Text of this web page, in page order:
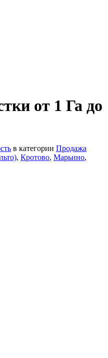
от 1 Га до
в категории Продажа
, Кротово, Марьино,